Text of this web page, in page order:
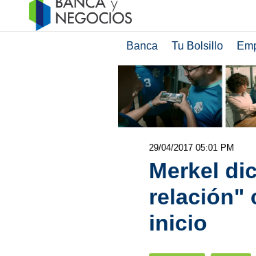
Banca Tu Bolsillo
29/04/2017 05:01 PM
Merkel
relación"
inicio